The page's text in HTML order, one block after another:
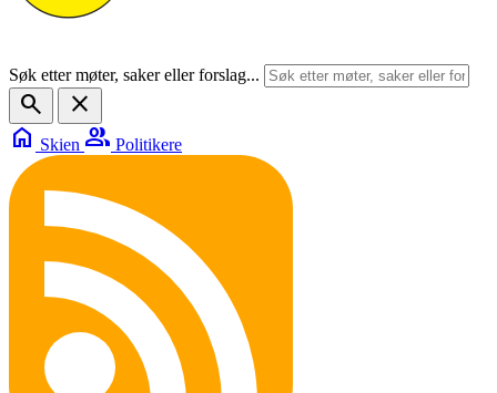
Søk etter møter, saker eller forslag...
search
close
home Skien group Politikere